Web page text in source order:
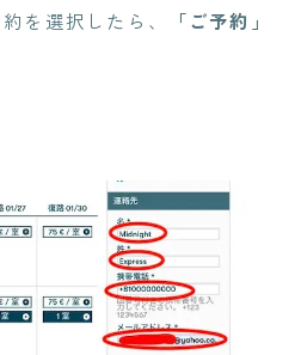
を選択したら、
「ご予約」